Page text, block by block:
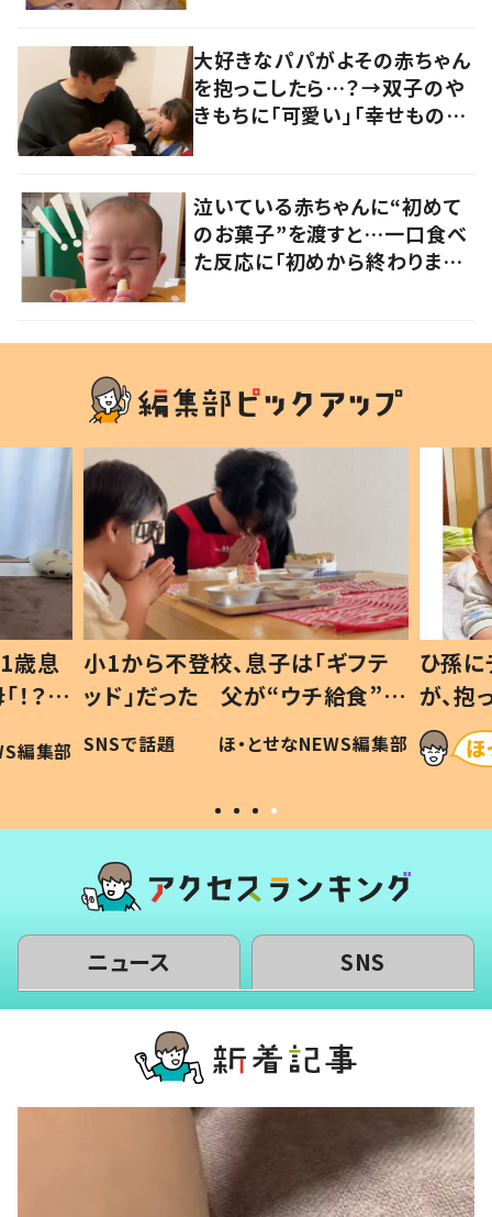
大好きなパパがよその赤ちゃん
を抱っこしたら…？→双子のや
きもちに「可愛い」「幸せもの」
泣いている赤ちゃんに“初めて
のお菓子”を渡すと…一口食べ
た反応に「初めから終わりまで
歳息
？」
編集部
小1から不登校、息子は「ギフテ
ッド」だった 父が“ウチ給食”を
作り続ける理由とは #令和の親
#令和の子
SNSで話題 ほ・とせなNEWS編集部
ひ孫
が、
「涙が
い」
ニュース SNS